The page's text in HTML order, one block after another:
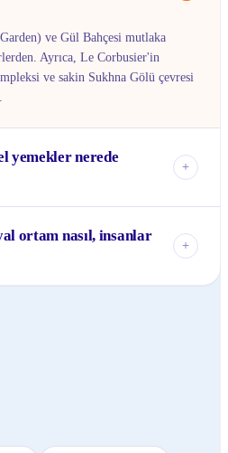
ve Gül Bahçesi mutlaka
Ayrıca, Le Corbusier'in
ve sakin Sukhna Gölü çevresi
yemekler nerede
+
için harika seçenekler sunar.
ve dal makhani gibi lezzetleri
ortam nasıl, insanlar
+